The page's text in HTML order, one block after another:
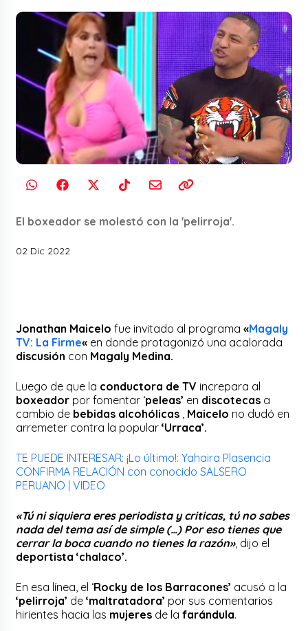
El boxeador se molestó con la 'pelirroja'.
02 Dic 2022
Jonathan Maicelo fue invitado al programa«Magaly
TV: La Firme« en donde protagonizó una acalorada
discusión con Magaly Medina.
Luego de que la conductora de TV increpara al
boxeador por fomentar ‘peleas’ en discotecas a
cambio de bebidas alcohólicas Maicelo no dudó en
arremeter contra la popular ‘Urraca’.
TE PUEDE INTERESAR: ¡Lo último!: Yahaira Plasencia
CONFIRMA RELACIÓN con conocido SALSERO
PERUANO | VIDEO
«Tú ni siquiera eres periodista y criticas, tú no sabes
nada del tema así de simple (…) Por eso tienes que
cerrar la boca cuando no tienes la razón», dijo el
deportista ‘chalaco’.
En esa línea, el ‘Rocky de los Barracones’ acusó a la
‘pelirroja’ de‘maltratadora’ por sus comentarios
hirientes hacia las mujeres de lafarándula.